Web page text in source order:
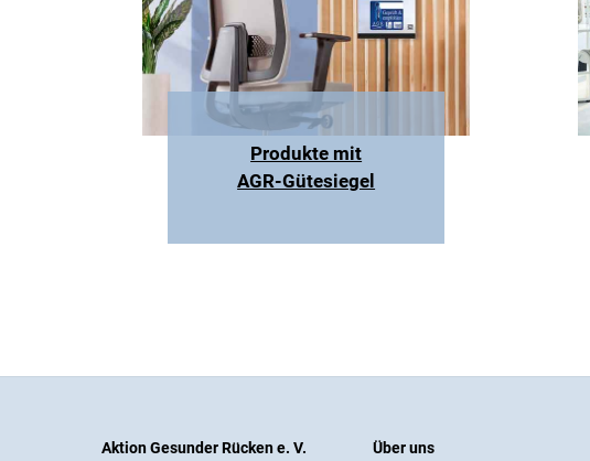
Produkte mit
AGR-Gütesiegel
Aktion Gesunder Rücken e. V.
Über uns